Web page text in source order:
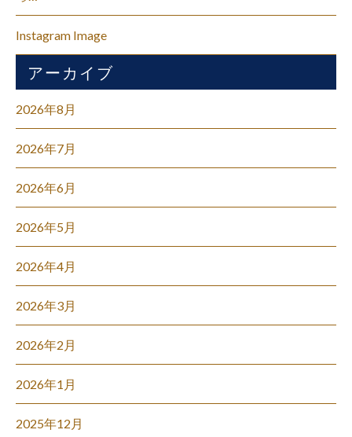
Instagram Image
アーカイブ
2026年8月
2026年7月
2026年6月
2026年5月
2026年4月
2026年3月
2026年2月
2026年1月
2025年12月